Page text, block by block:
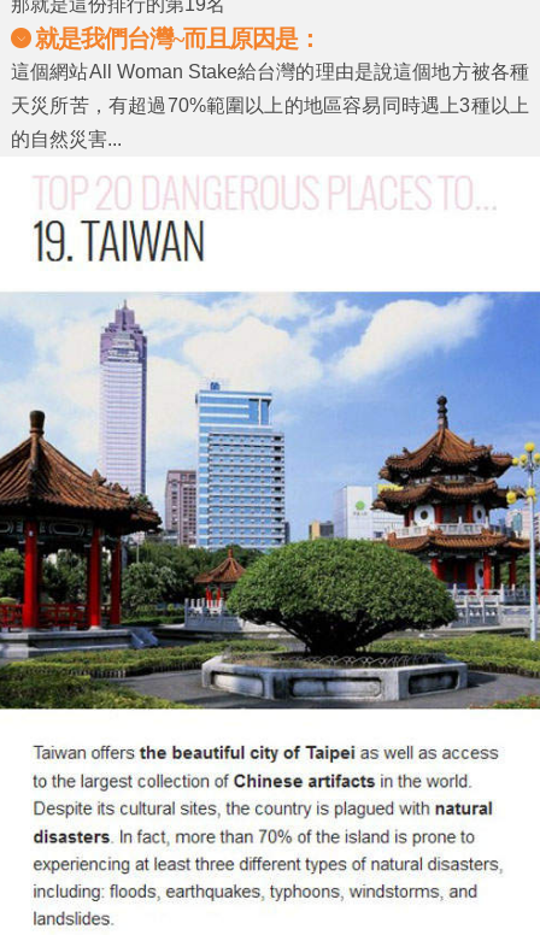
那就是這份排行的第19名
就是我們台灣~而且原因是：
這個網站All Woman Stake給台灣的理由是說這個地方被各種
天災所苦，有超過70%範圍以上的地區容易同時遇上3種以上
的自然災害...